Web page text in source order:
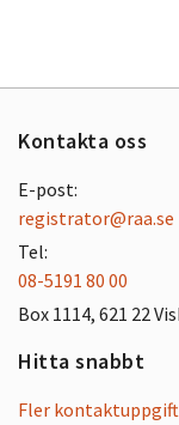
Kontakta oss
E-post:
registrator@raa.se
Tel:
08-5191 80 00
Box 1114, 621 22
Hitta snabbt
Fler